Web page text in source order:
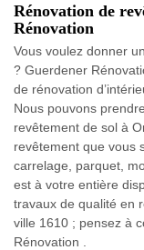
Rénovation de
Rénovation
Vous voulez donner
? Guerdener
de rénovation
Nous pouvons
revêtement de sol à
revêtement que vous
carrelage, parquet,
est à votre entière
travaux de qualité en
ville 1610 ; pensez à
Rénovation .